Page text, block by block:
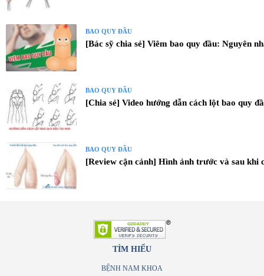
BAO QUY ĐẦU
[Bác sỹ chia sẻ] Viêm bao quy đầu: Nguyên
BAO QUY ĐẦU
[Chia sẻ] Video hướng dẫn cách lột bao quy
BAO QUY ĐẦU
[Review cận cảnh] Hình ảnh trước và sau khi
TÌM HIỂU
BỆNH NAM KHOA